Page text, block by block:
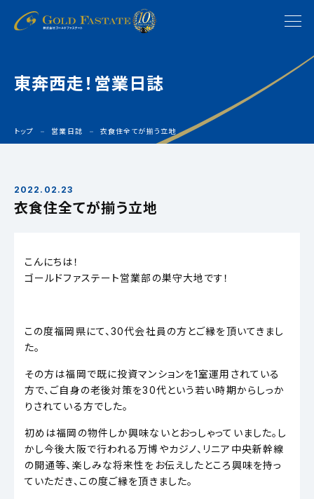
東奔西走！営業日誌
トップ 営業日誌 衣食住全てが揃う立地
2022.02.23
衣食住全てが揃う立地
こんにちは！
ゴールドファステート営業部の巣守大地です！
この度福岡県にて、30代会社員の方とご縁を頂いてきまし
た。
その方は福岡で既に投資マンションを1室運用されている
方で、ご自身の老後対策を30代という若い時期からしっか
りされている方でした。
初めは福岡の物件しか興味ないとおっしゃっていました。し
かし今後大阪で行われる万博やカジノ、リニア中央新幹線
の開通等、楽しみな将来性をお伝えしたところ興味を持っ
ていただき、この度ご縁を頂きました。